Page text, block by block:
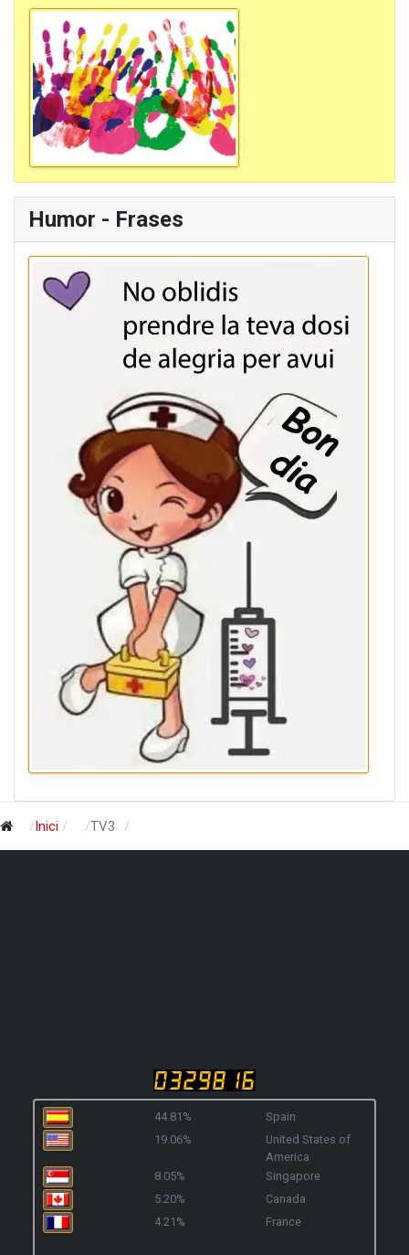
Humor - Frases
Inici TV3
44.81%
Spain
19.06%
United States of
America
8.05%
Singapore
5.20%
Canada
4.21%
France